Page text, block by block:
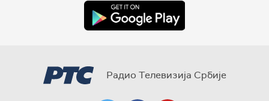
Радио Телевизија Србије